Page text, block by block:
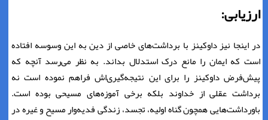
ارزیابی:
در اینجا نیز داوکینز با برداشت‌های خاصی از دین به این وسوسه افتاده
است که ایمان را مانع درک استدلال بداند. به نظر می‌رسد آنچه که
پیش‌فرض داوکینز را برای این نتیجه‌گیری‌اش فراهم نموده است نه
برداشت عقلی از خداوند بلکه برخی آموزه‌های مسیحی بوده است.
باورداشت‌هایی همچون گناه اولیه، تجسد، زندگی فدیه‌وار مسیح و غیره در